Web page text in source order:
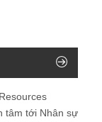
tâm tới Nhân sự